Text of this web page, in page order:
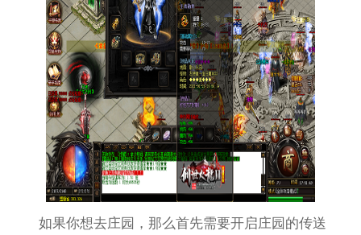
如果你想去庄园，那么首先需要开启庄园的传送